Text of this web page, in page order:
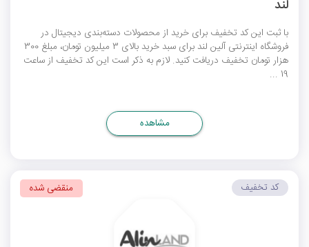
لند
با ثبت این کد تخفیف برای خرید از محصولات دسته‌بندی دیجیتال در
فروشگاه اینترنتی آلین لند برای سبد خرید بالای 3 میلیون تومان، مبلغ 300
هزار تومان تخفیف دریافت کنید. لازم به ذکر است این کد تخفیف از ساعت
19 ...
مشاهده
کد تخفیف منقضی شده